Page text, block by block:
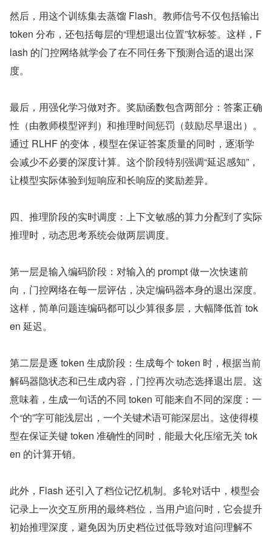
然后，用这个训练集去蒸馏 Flash。教师信号不仅包括输出
token 分布，还包括每层的“理想退出位置”软标签。这样，F
lash 的门控网络就学会了在不同任务下预测合适的退出深
度。
最后，用强化学习做对齐。奖励函数包含两部分：答案正确
性（由教师模型评判）和推理时间惩罚（鼓励尽早退出）。
通过 RLHF 的变体，模型在保证答案质量的同时，逐渐学
会减少不必要的深度计算。这个阶段特别强调“延迟感知”，
让模型实际体验到短响应和长响应的奖励差异。
四、推理阶段的实时调度：上下文敏感的算力分配到了实际
推理时，动态思考系统会做两层调度。
第一层是输入编码阶段：对输入的 prompt 做一次快速前
向，门控网络在每一层评估，决定编码器本身的退出深度。
这样，简单问题连编码都可以少算很多层，大幅降低首 tok
en 延迟。
第二层是逐 token 生成阶段：生成每个 token 时，根据当前
解码器隐状态和已生成内容，门控再次动态选择退出层。这
意味着，生成一句话的不同 token 可能来自不同的深度：一
个“的”字可能浅层出，一个关键术语可能深层出。这使得模
型在保证关键 token 准确性的同时，能最大化压缩无关 tok
en 的计算开销。
此外，Flash 还引入了档位记忆机制。多轮对话中，模型会
记录上一次交互所用的最终档位，当用户追问时，它会提升
初始推理深度，避免因为历史档位过低导致对追问理解不